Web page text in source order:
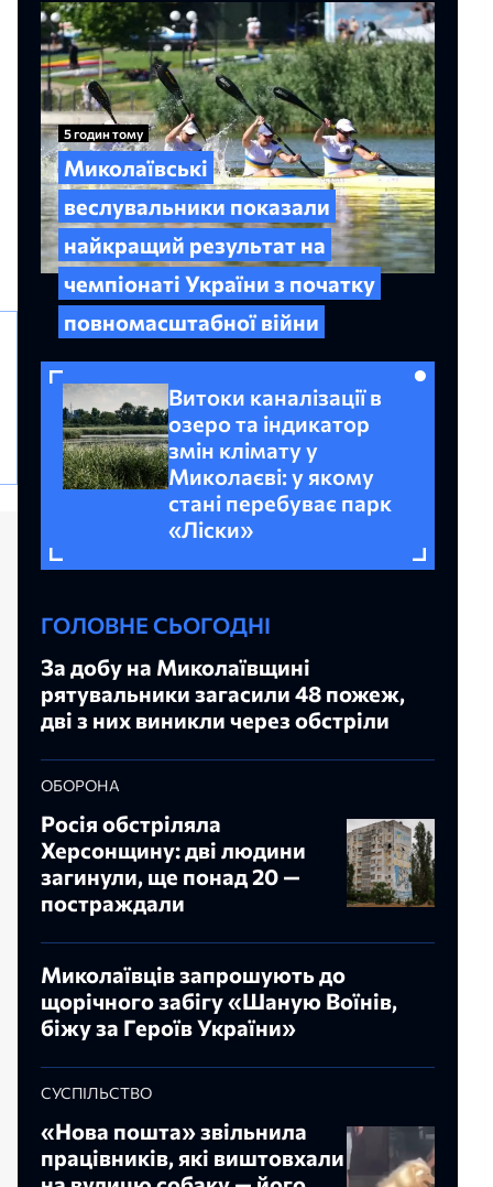
5 годин тому
Миколаївські
веслувальники показали
найкращий результат на
чемпіонаті України з початку
повномасштабної війни
Витоки каналізації в
озеро та індикатор
змін клімату у
Миколаєві: у якому
стані перебуває парк
«Ліски»
ГОЛОВНЕ СЬОГОДНІ
За добу на Миколаївщині
рятувальники загасили 48 пожеж,
дві з них виникли через обстріли
ОБОРОНА
Росія обстріляла
Херсонщину: дві людини
загинули, ще понад 20 —
постраждали
Миколаївців запрошують до
щорічного забігу «Шаную Воїнів,
біжу за Героїв України»
СУСПІЛЬСТВО
«Нова пошта» звільнила
працівників, які виштовхали